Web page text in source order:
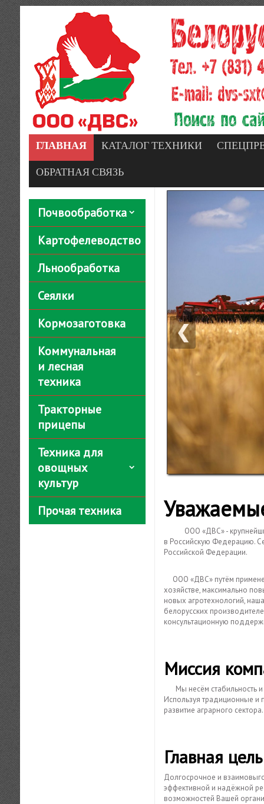
ГЛАВНАЯ КАТАЛОГ ТЕХНИКИ
ОБРАТНАЯ СВЯЗЬ
Почвообработка
Картофелеводство
Льнообработка
Сеялки
Кормозаготовка
Коммунальная
и лесная
техника
Тракторные
прицепы
Техника для
овощных
культур
Прочая техника
❮
ООО «ДВС» - крупнейший поставщик сельскохозяйственной техники производства Республики Беларусь
в Российскую Федерацию.
Российской Федерации.
ООО «ДВС» путём
хозяйстве, максимально
новых агротехнологий,
белорусских
консультационную
Миссия
Мы несём
Используя традиционные и
развитие аграрного сектора.
Главная цель
Долгосрочное и
эффективной и надёжной
возможностей Вашей